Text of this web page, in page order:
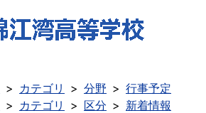
カテゴリ 分野
行事予定
カテゴリ 区分 新着情報